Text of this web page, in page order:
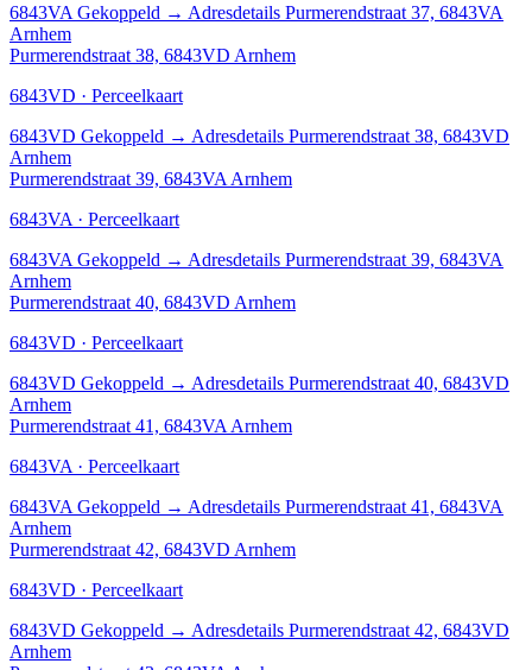
6843VA Gekoppeld → Adresdetails Purmerendstraat 37, 6843VA
Arnhem
Purmerendstraat 38, 6843VD Arnhem
6843VD · Perceelkaart
6843VD Gekoppeld → Adresdetails Purmerendstraat 38, 6843VD
Arnhem
Purmerendstraat 39, 6843VA Arnhem
6843VA · Perceelkaart
6843VA Gekoppeld → Adresdetails Purmerendstraat 39, 6843VA
Arnhem
Purmerendstraat 40, 6843VD Arnhem
6843VD · Perceelkaart
6843VD Gekoppeld → Adresdetails Purmerendstraat 40, 6843VD
Arnhem
Purmerendstraat 41, 6843VA Arnhem
6843VA · Perceelkaart
6843VA Gekoppeld → Adresdetails Purmerendstraat 41, 6843VA
Arnhem
Purmerendstraat 42, 6843VD Arnhem
6843VD · Perceelkaart
6843VD Gekoppeld → Adresdetails Purmerendstraat 42, 6843VD
Arnhem